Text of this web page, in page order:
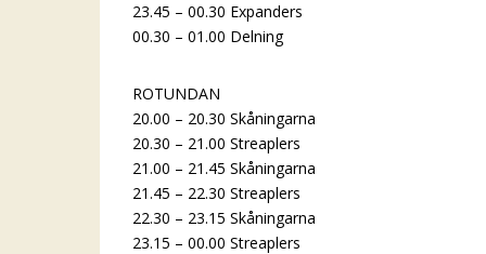
23.45 – 00.30 Expanders
00.30 – 01.00 Delning
ROTUNDAN
20.00 – 20.30 Skåningarna
20.30 – 21.00 Streaplers
21.00 – 21.45 Skåningarna
21.45 – 22.30 Streaplers
22.30 – 23.15 Skåningarna
23.15 – 00.00 Streaplers